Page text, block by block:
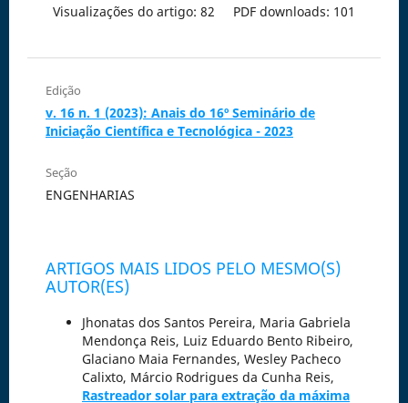
Visualizações do artigo: 82 PDF downloads: 101
Edição
v. 16 n. 1 (2023): Anais do 16º Seminário de
Iniciação Científica e Tecnológica - 2023
Seção
ENGENHARIAS
ARTIGOS MAIS LIDOS PELO MESMO(S)
AUTOR(ES)
Jhonatas dos Santos Pereira, Maria Gabriela
Mendonça Reis, Luiz Eduardo Bento Ribeiro,
Glaciano Maia Fernandes, Wesley Pacheco
Calixto, Márcio Rodrigues da Cunha Reis,
Rastreador solar para extração da máxima